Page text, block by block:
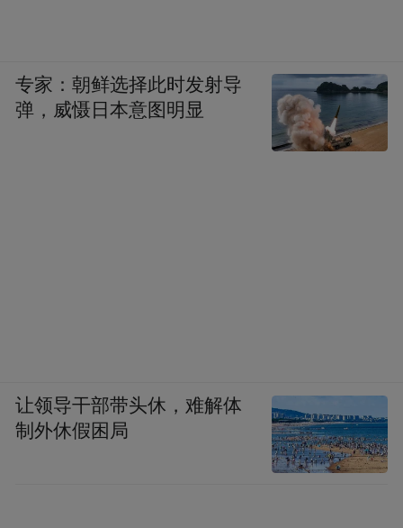
专家：朝鲜选择此时发射导
弹，威慑日本意图明显
让领导干部带头休，难解体
制外休假困局